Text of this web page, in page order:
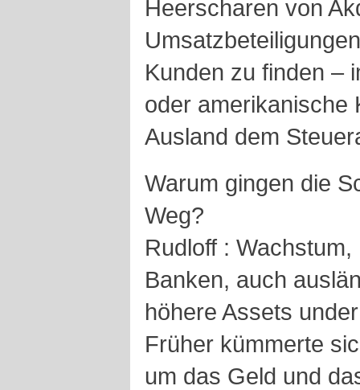
Heerscharen von
Kunden zu finden –
oder amerikanische
Ausland dem
Warum gingen die
Weg?
Rudloff :
Banken, auch
höhere Assets
Früher kümmerte
um das Geld und